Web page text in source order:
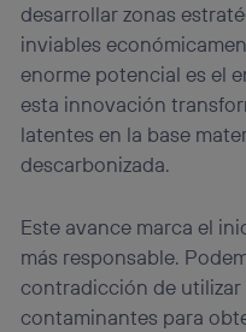
desarrollar zonas
inviables
enorme potencial es el
esta innovación
latentes en la base
descarbonizada.
Este avance marca el
más responsable.
contradicción de
contaminantes para